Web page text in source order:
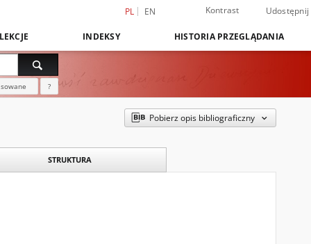
PL EN Kontrast Udostępnij
INDEKSY HISTORIA PRZEGLĄDANIA
?
Pobierz opis bibliograficzny
STRUKTURA